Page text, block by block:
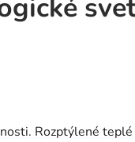
Rozptýlené